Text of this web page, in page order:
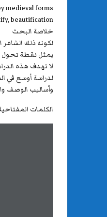
medieval forms.
beautification
خلاصة البحث
يمثل نقطة تحول في
لا تهدف هذه
لدراسة أوسع في
وأساليب الوصف
الكلمات